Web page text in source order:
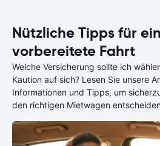
Nützliche Tipps für
vorbereitete Fahrt
Welche Versicherung sollte ich
Kaution auf sich? Lesen Sie unsere
Informationen und Tipps, um
den richtigen Mietwagen